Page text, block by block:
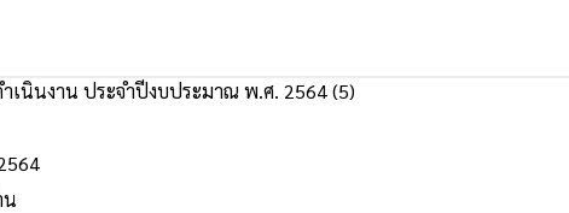
เนินงาน ประจำปีงบประมาณ พ.ศ. 2564 (5)
น